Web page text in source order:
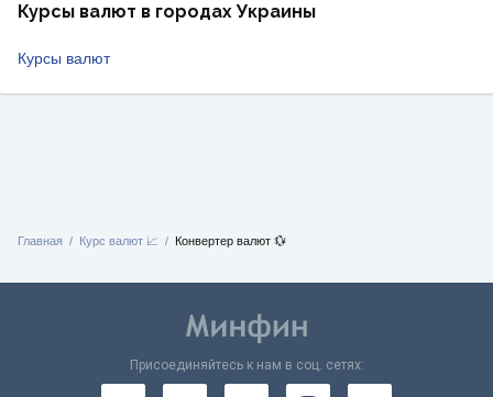
Курсы валют в городах Украины
Курсы валют
Главная Курс валют 📈 Конвертер валют 💱
Присоединяйтесь к нам в соц. сетях: